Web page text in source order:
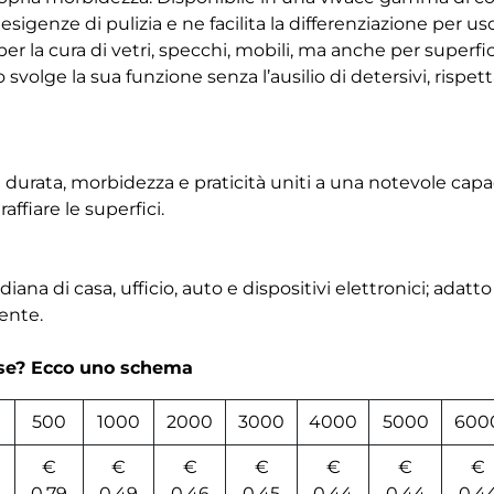
di pulizia e ne facilita la differenziazione per
la cura di vetri, specchi, mobili, ma anche per
la sua funzione senza l’ausilio di detersivi,
durata, morbidezza e praticità uniti a una notevole
le superfici.
di casa, ufficio, auto e dispositivi elettronici; adatto
Ecco uno schema
500 1000 2000 3000 4000 5000
€
€
€
€
€
€
€